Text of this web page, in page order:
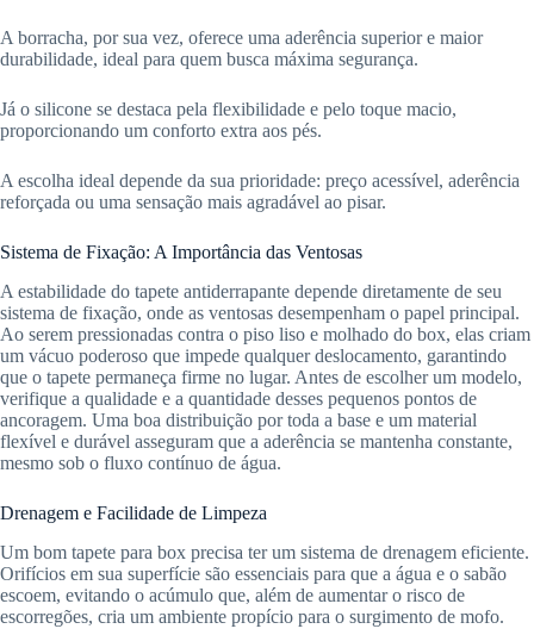
A borracha, por sua vez, oferece uma aderência superior e maior
durabilidade, ideal para quem busca máxima segurança.
Já o silicone se destaca pela flexibilidade e pelo toque macio,
proporcionando um conforto extra aos pés.
A escolha ideal depende da sua prioridade: preço acessível, aderência
reforçada ou uma sensação mais agradável ao pisar.
Sistema de Fixação: A Importância das Ventosas
A estabilidade do tapete antiderrapante depende diretamente de seu
sistema de fixação, onde as ventosas desempenham o papel principal.
Ao serem pressionadas contra o piso liso e molhado do box, elas criam
um vácuo poderoso que impede qualquer deslocamento, garantindo
que o tapete permaneça firme no lugar. Antes de escolher um modelo,
verifique a qualidade e a quantidade desses pequenos pontos de
ancoragem. Uma boa distribuição por toda a base e um material
flexível e durável asseguram que a aderência se mantenha constante,
mesmo sob o fluxo contínuo de água.
Drenagem e Facilidade de Limpeza
Um bom tapete para box precisa ter um sistema de drenagem eficiente.
Orifícios em sua superfície são essenciais para que a água e o sabão
escoem, evitando o acúmulo que, além de aumentar o risco de
escorregões, cria um ambiente propício para o surgimento de mofo.